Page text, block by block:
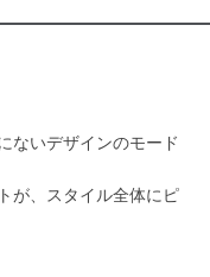
ないデザインのモード
が、スタイル全体にピ